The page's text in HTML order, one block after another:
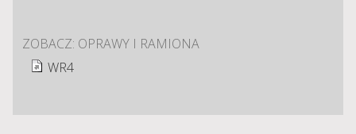
ZOBACZ: OPRAWY I RAMIONA
WR4